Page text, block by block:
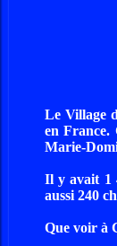
Le Village
en France.
Marie-
Il y avait 1
aussi 240
Que voir à